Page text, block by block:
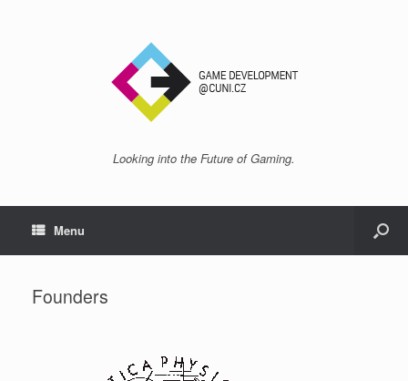
Looking into the Future of Gaming.
Menu
Founders